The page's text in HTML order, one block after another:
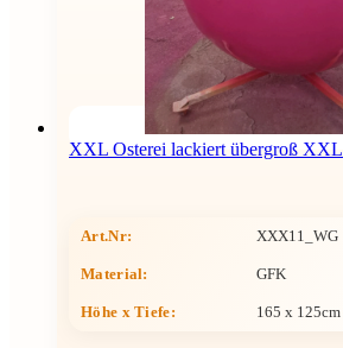
XXL Osterei lackiert übergroß XXL
Art.Nr: XXX11_WG
Material: GFK
Höhe x Tiefe: 165 x 125cm